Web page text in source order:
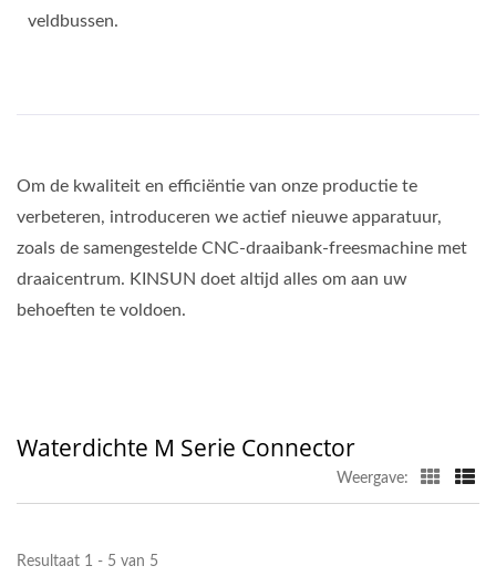
veldbussen.
Om de kwaliteit en efficiëntie van onze productie te
verbeteren, introduceren we actief nieuwe apparatuur,
zoals de samengestelde CNC-draaibank-freesmachine met
draaicentrum. KINSUN doet altijd alles om aan uw
behoeften te voldoen.
Waterdichte M Serie Connector
Weergave:
Resultaat 1 - 5 van 5